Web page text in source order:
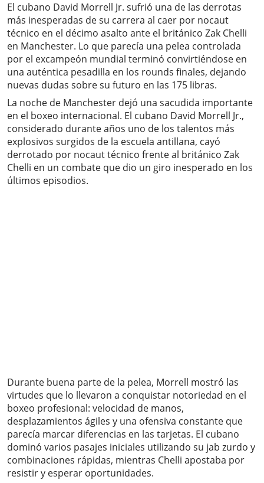
El cubano David Morrell Jr. sufrió una de las derrotas
más inesperadas de su carrera al caer por nocaut
técnico en el décimo asalto ante el británico Zak Chelli
en Manchester. Lo que parecía una pelea controlada
por el excampeón mundial terminó convirtiéndose en
una auténtica pesadilla en los rounds finales, dejando
nuevas dudas sobre su futuro en las 175 libras.
La noche de Manchester dejó una sacudida importante
en el boxeo internacional. El cubano David Morrell Jr.,
considerado durante años uno de los talentos más
explosivos surgidos de la escuela antillana, cayó
derrotado por nocaut técnico frente al británico Zak
Chelli en un combate que dio un giro inesperado en los
últimos episodios.
Durante buena parte de la pelea, Morrell mostró las
virtudes que lo llevaron a conquistar notoriedad en el
boxeo profesional: velocidad de manos,
desplazamientos ágiles y una ofensiva constante que
parecía marcar diferencias en las tarjetas. El cubano
dominó varios pasajes iniciales utilizando su jab zurdo y
combinaciones rápidas, mientras Chelli apostaba por
resistir y esperar oportunidades.